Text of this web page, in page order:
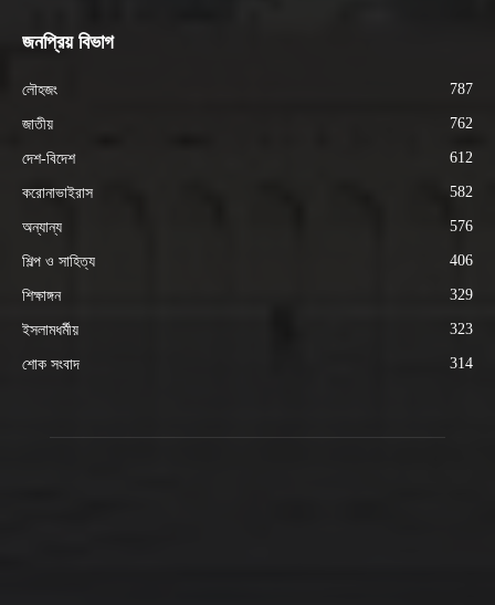
জনপ্রিয় বিভাগ
লৌহজং 787
জাতীয় 762
দেশ-বিদেশ 612
করোনাভাইরাস 582
অন্যান্য 576
শিল্প ও সাহিত্য 406
শিক্ষাঙ্গন 329
ইসলামধর্মীয় 323
শোক সংবাদ 314